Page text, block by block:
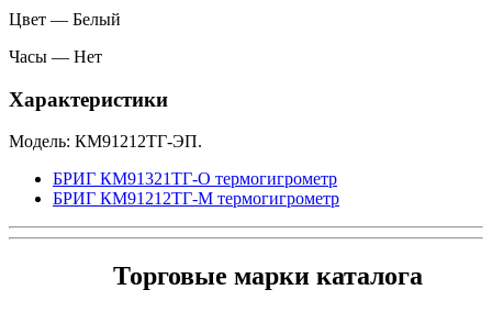
Цвет — Белый
Часы — Нет
Характеристики
Модель: КМ91212ТГ-ЭП.
БРИГ КМ91321ТГ-О термогигрометр
БРИГ КМ91212ТГ-М термогигрометр
Торговые марки каталога